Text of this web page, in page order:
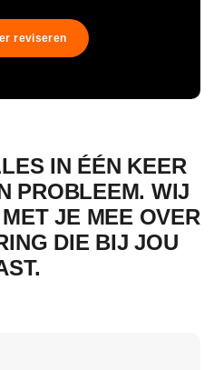
reviseren
IN ÉÉN KEER
PROBLEEM. WIJ
JE MEE OVER
DIE BIJ JOU